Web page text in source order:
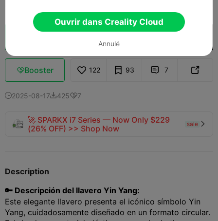
Booster 122 93  7 
2025-08-174257
🚀 SPARKX i7 Series — Now Only $229
(26% OFF) >> Shop Now
sale 
Description
🔑 Descripción del llavero Yin Yang:
Este elegante llavero presenta el icónico símbolo Yin
Yang, cuidadosamente diseñado en un formato circular.
Ouvrir dans Creality Cloud
Annulé